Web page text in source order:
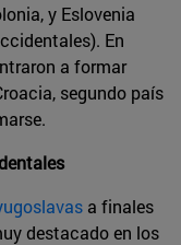
y Eslovenia
En
a formar
segundo país
a finales
destacado en los